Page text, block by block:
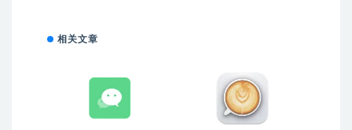
相关文章